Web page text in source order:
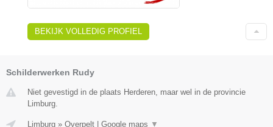
BEKIJK VOLLEDIG PROFIEL
Schilderwerken Rudy
Niet gevestigd in de plaats Herderen, maar wel in de provincie
Limburg.
Limburg » Overpelt Google maps ▼